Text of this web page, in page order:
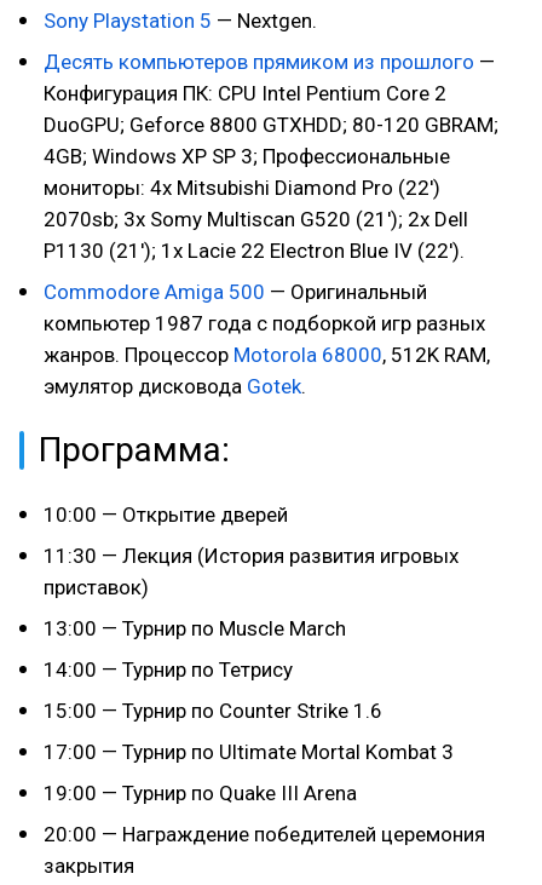
Sony Playstation 5 — Nextgen.
Десять компьютеров прямиком из прошлого —
Конфигурация ПК: CPU Intel Pentium Core 2
DuoGPU; Geforce 8800 GTXHDD; 80-120 GBRAM;
4GB; Windows XP SP 3; Профессиональные
мониторы: 4x Mitsubishi Diamond Pro (22')
2070sb; 3x Somy Multiscan G520 (21'); 2x Dell
P1130 (21'); 1x Lacie 22 Electron Blue IV (22').
Commodore Amiga 500 — Оригинальный
компьютер 1987 года с подборкой игр разных
жанров. Процессор Motorola 68000, 512K RAM,
эмулятор дисковода Gotek.
Программа:
10:00 — Открытие дверей
11:30 — Лекция (История развития игровых
приставок)
13:00 — Турнир по Muscle March
14:00 — Турнир по Тетрису
15:00 — Турнир по Counter Strike 1.6
17:00 — Турнир по Ultimate Mortal Kombat 3
19:00 — Турнир по Quake III Arena
20:00 — Награждение победителей церемония
закрытия